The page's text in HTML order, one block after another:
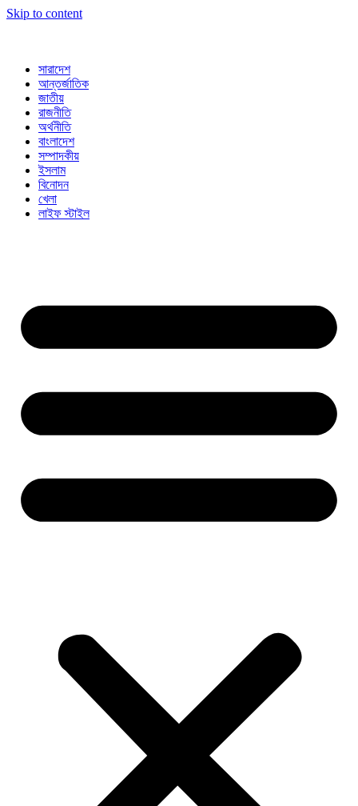
Skip to content
সারাদেশ
আন্তর্জাতিক
জাতীয়
রাজনীতি
অর্থনীতি
বাংলাদেশ
সম্পাদকীয়
ইসলাম
বিনোদন
খেলা
লাইফ স্টাইল